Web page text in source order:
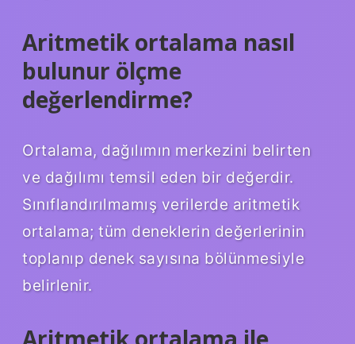
Aritmetik ortalama nasıl
bulunur ölçme
değerlendirme?
Ortalama, dağılımın merkezini belirten
ve dağılımı temsil eden bir değerdir.
Sınıflandırılmamış verilerde aritmetik
ortalama; tüm deneklerin değerlerinin
toplanıp denek sayısına bölünmesiyle
belirlenir.